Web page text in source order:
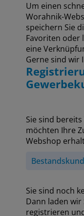
Um einen
Worahnik-
speichern Sie
Favoriten oder
eine
Gerne sind wir
Sie sind
möchten Ihre
Webshop
Sie sind noch
Dann laden wir
registrieren